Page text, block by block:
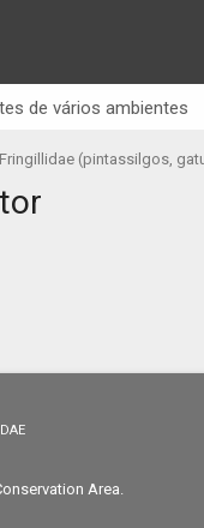
de vários ambientes
Fringillidae (pintassilgos,
Area.